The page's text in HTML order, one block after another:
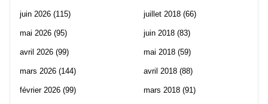
juin 2026 (115)
mai 2026 (95)
avril 2026 (99)
mars 2026 (144)
février 2026 (99)
juillet 2018 (66)
juin 2018 (83)
mai 2018 (59)
avril 2018 (88)
mars 2018 (91)